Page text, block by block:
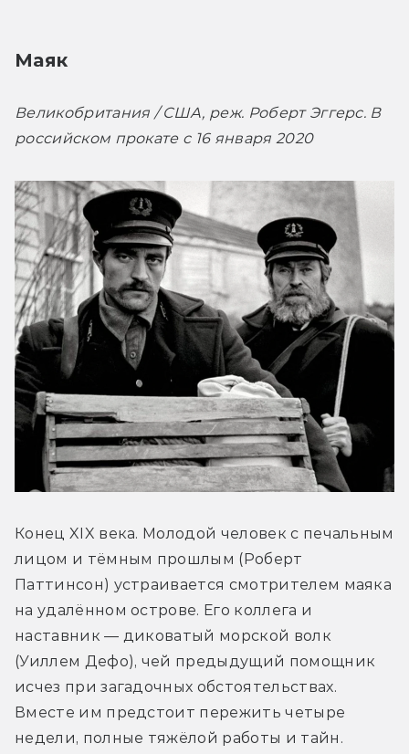
Маяк
Великобритания / США, реж. Роберт Эггерс. В
российском прокате с 16 января 2020
Конец XIX века. Молодой человек с печальным
лицом и тёмным прошлым (Роберт
Паттинсон) устраивается смотрителем маяка
на удалённом острове. Его коллега и
наставник — диковатый морской волк
(Уиллем Дефо), чей предыдущий помощник
исчез при загадочных обстоятельствах.
Вместе им предстоит пережить четыре
недели, полные тяжёлой работы и тайн.